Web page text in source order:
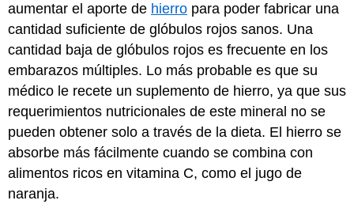
aumentar el aporte de hierro para poder fabricar una
cantidad suficiente de glóbulos rojos sanos. Una
cantidad baja de glóbulos rojos es frecuente en los
embarazos múltiples. Lo más probable es que su
médico le recete un suplemento de hierro, ya que sus
requerimientos nutricionales de este mineral no se
pueden obtener solo a través de la dieta. El hierro se
absorbe más fácilmente cuando se combina con
alimentos ricos en vitamina C, como el jugo de
naranja.